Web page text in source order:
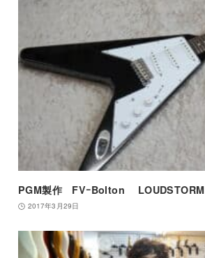
PGM製作 FVｰBolton LOUDSTORM
2017年3月29日